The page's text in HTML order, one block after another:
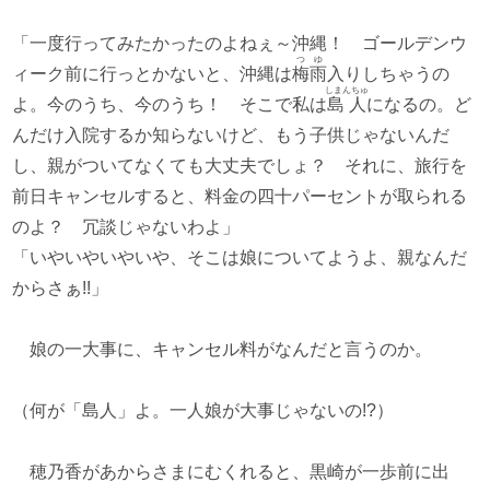
「一度行ってみたかったのよねぇ～沖縄！ ゴールデンウ
ィーク前に行っとかないと、沖縄は梅雨
つゆ
入りしちゃうの
よ。今のうち、今のうち！ そこで私は島人
しまんちゅ
になるの。ど
んだけ入院するか知らないけど、もう子供じゃないんだ
し、親がついてなくても大丈夫でしょ？ それに、旅行を
前日キャンセルすると、料金の四十パーセントが取られる
のよ？ 冗談じゃないわよ」
「いやいやいやいや、そこは娘についてようよ、親なんだ
からさぁ!!」
娘の一大事に、キャンセル料がなんだと言うのか。
（何が「島人」よ。一人娘が大事じゃないの!?）
穂乃香があからさまにむくれると、黒崎が一歩前に出